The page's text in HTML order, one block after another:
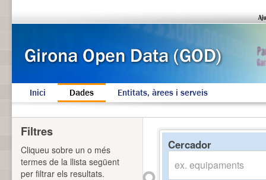
Inici Dades Entitats, àrees i serveis
Cercador
Filtres
Cliqueu sobre un o més
termes de la llista següent
per filtrar els resultats.